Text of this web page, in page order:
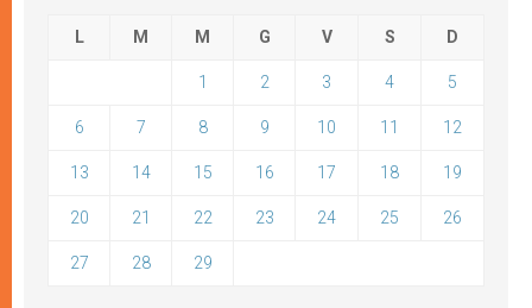
L M M G V S D
1 2 3 4 5
6 7 8 9 10 11 12
13 14 15 16 17 18 19
20 21 22 23 24 25 26
27 28 29